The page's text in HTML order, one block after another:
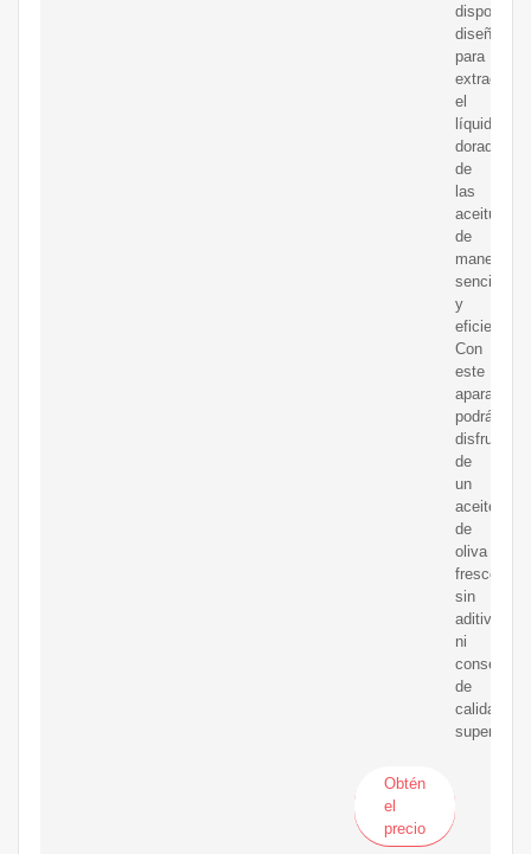
dispositivo
diseñado
para
extraer
el
líquido
dorado
de
las
aceitunas
de
manera
sencilla
y
eficiente.
Con
este
aparato,
podrás
disfrutar
de
un
aceite
de
oliva
fresco,
sin
aditivos
ni
de
calidad
superior.
Obtén
el
precio